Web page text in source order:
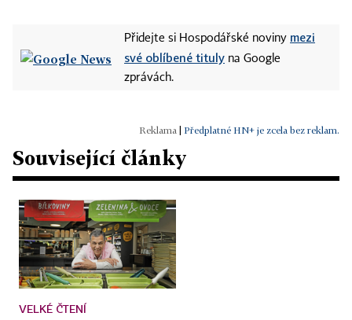
Přidejte si Hospodářské noviny mezi
své oblíbené tituly na Google
zprávách.
Předplatné HN+ je zcela bez reklam.
Související články
VELKÉ ČTENÍ